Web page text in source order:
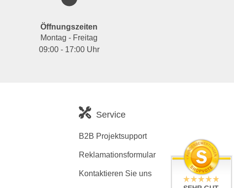
Öffnungszeiten
Montag - Freitag
09:00 - 17:00 Uhr
Service
B2B Projektsupport
Reklamationsformular
Kontaktieren Sie uns